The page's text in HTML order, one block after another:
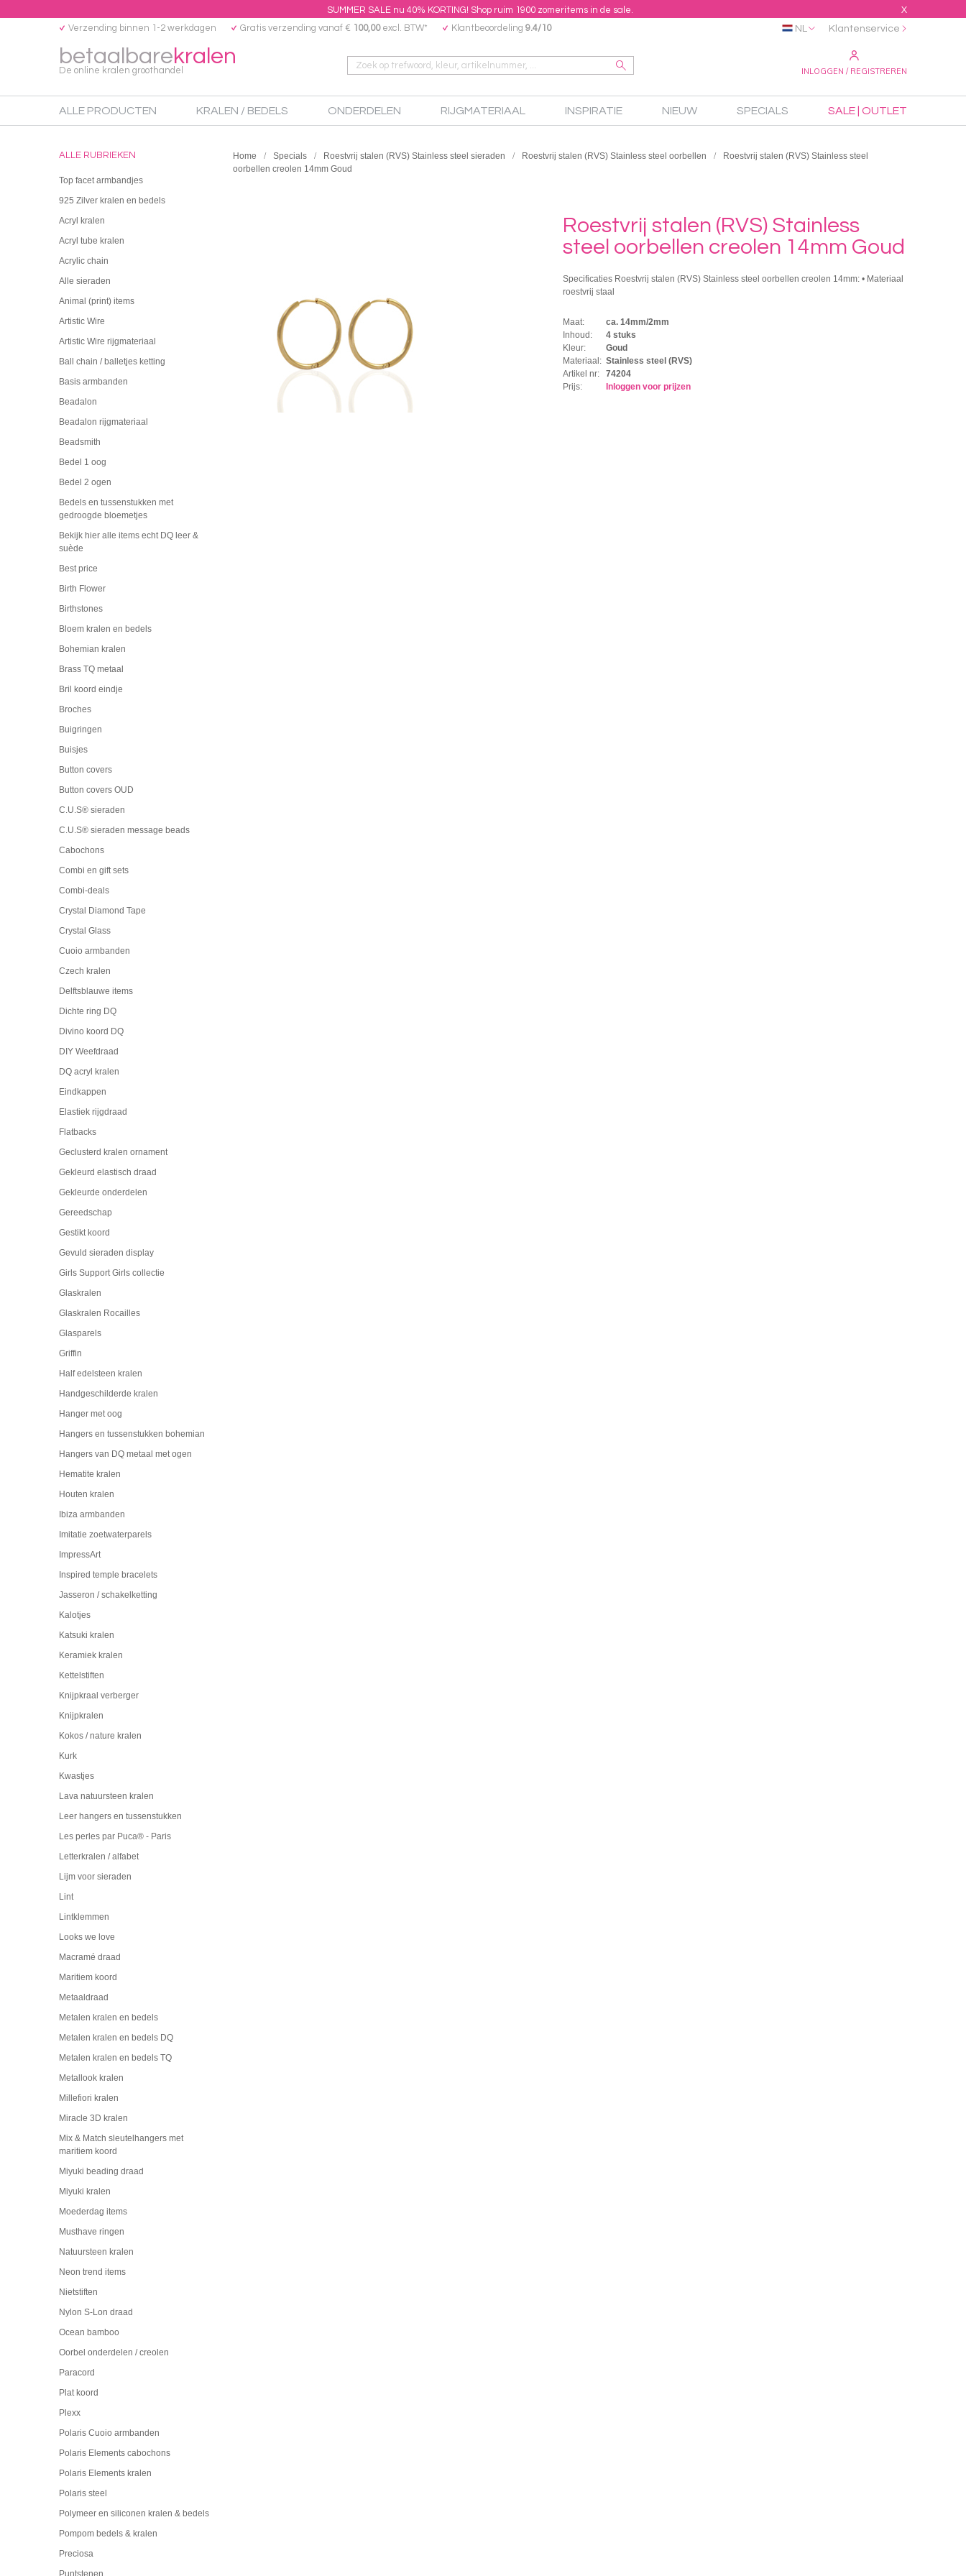
SUMMER SALE nu 40% KORTING! Shop ruim 1900 zomeritems in de sale. X
betaalbarekralen
De online kralen groothandel
Verzending binnen 1-2 werkdagen Gratis verzending vanaf € 100,00excl. BTW* Klantbeoordeling 9.4/10
INLOGGEN / REGISTREREN
NL Klantenservice
ALLE PRODUCTEN KRALEN / BEDELS ONDERDELEN RIJGMATERIAAL INSPIRATIE NIEUW SPECIALS SALE | OUTLET
ALLE RUBRIEKEN
Top facet armbandjes
925 Zilver kralen en bedels
Acryl kralen
Acryl tube kralen
Acrylic chain
Alle sieraden
Animal (print) items
Artistic Wire
Artistic Wire rijgmateriaal
Ball chain / balletjes ketting
Basis armbanden
Beadalon
Beadalon rijgmateriaal
Beadsmith
Bedel 1 oog
Bedel 2 ogen
Bedels en tussenstukken met
gedroogde bloemetjes
Bekijk hier alle items echt DQ leer &
suède
Best price
Birth Flower
Birthstones
Bloem kralen en bedels
Bohemian kralen
Brass TQ metaal
Bril koord eindje
Broches
Buigringen
Buisjes
Button covers
Button covers OUD
C.U.S® sieraden
C.U.S® sieraden message beads
Cabochons
Combi en gift sets
Combi-deals
Crystal Diamond Tape
Crystal Glass
Cuoio armbanden
Czech kralen
Delftsblauwe items
Dichte ring DQ
Divino koord DQ
DIY Weefdraad
DQ acryl kralen
Eindkappen
Elastiek rijgdraad
Flatbacks
Geclusterd kralen ornament
Gekleurd elastisch draad
Gekleurde onderdelen
Gereedschap
Gestikt koord
Gevuld sieraden display
Girls Support Girls collectie
Glaskralen
Glaskralen Rocailles
Glasparels
Griffin
Half edelsteen kralen
Handgeschilderde kralen
Hanger met oog
Hangers en tussenstukken bohemian
Hangers van DQ metaal met ogen
Hematite kralen
Houten kralen
Ibiza armbanden
Imitatie zoetwaterparels
ImpressArt
Inspired temple bracelets
Jasseron / schakelketting
Kalotjes
Katsuki kralen
Keramiek kralen
Kettelstiften
Knijpkraal verberger
Knijpkralen
Kokos / nature kralen
Kurk
Kwastjes
Lava natuursteen kralen
Leer hangers en tussenstukken
Les perles par Puca® - Paris
Letterkralen / alfabet
Lijm voor sieraden
Lint
Lintklemmen
Looks we love
Macramé draad
Maritiem koord
Metaaldraad
Metalen kralen en bedels
Metalen kralen en bedels DQ
Metalen kralen en bedels TQ
Metallook kralen
Millefiori kralen
Miracle 3D kralen
Mix & Match sleutelhangers met
maritiem koord
Miyuki beading draad
Miyuki kralen
Moederdag items
Musthave ringen
Natuursteen kralen
Neon trend items
Nietstiften
Nylon S-Lon draad
Ocean bamboo
Oorbel onderdelen / creolen
Paracord
Plat koord
Plexx
Polaris Cuoio armbanden
Polaris Elements cabochons
Polaris Elements kralen
Polaris steel
Polymeer en siliconen kralen & bedels
Pompom bedels & kralen
Preciosa
Puntstenen
Home Specials Roestvrij stalen (RVS) Stainless steel sieraden Roestvrij stalen (RVS) Stainless steel oorbellen
Roestvrij stalen (RVS) Stainless steel
oorbellen creolen 14mm Goud
Roestvrij stalen (RVS) Stainless
steel oorbellen creolen 14mm Goud
Specificaties Roestvrij stalen (RVS) Stainless steel oorbellen creolen 14mm: • Materiaal
roestvrij staal
Maat:
ca. 14mm/2mm
Inhoud:
4 stuks
Kleur:
Goud
Materiaal: Stainless steel (RVS)
Artikel nr:
74204
Prijs:
Inloggen voor prijzen